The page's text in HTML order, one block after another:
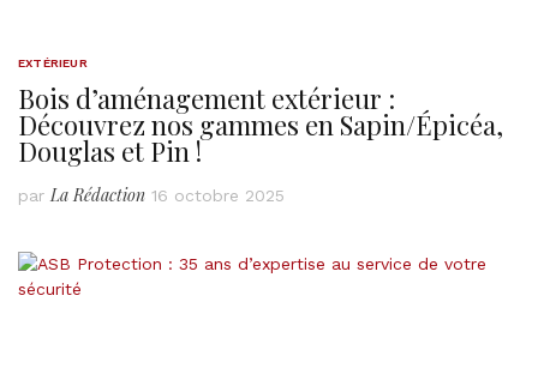
EXTÉRIEUR
Bois d’aménagement extérieur :
Découvrez nos gammes en Sapin/Épicéa,
Douglas et Pin !
par La Rédaction 16 octobre 2025